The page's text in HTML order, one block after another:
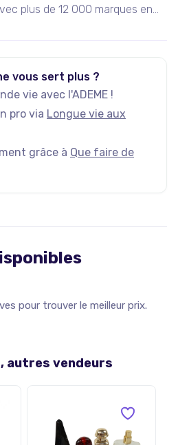
plus de 12 000 marques en
chaque jour.
vous sert plus ?
vie avec l'ADEME !
pro via Longue vie aux
grâce à Que faire de
pour trouver le meilleur prix.
autres vendeurs